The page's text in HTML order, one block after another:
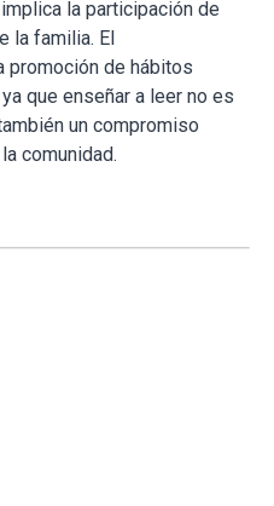
la participación de
la familia. El
promoción de hábitos
que enseñar a leer no es
un compromiso
comunidad.